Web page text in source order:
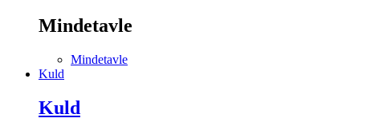
Mindetavle
Mindetavle
Kuld
Kuld